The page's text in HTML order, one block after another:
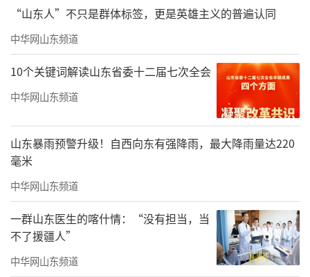
《铁人王进喜》顺利出版后，出版社再度
邀约，希望我创作杨靖宇与铁血少年队的故
事，同样是厚重的东北题材。相较于熟悉的铁
“山东人”不只是群体标签，更是英雄主义的普遍认同
中华网山东频道
10个关键词解读山东省委十二届七次全会
中华网山东频道
山东暴雨预警升级！自西向东有强降雨，最大降雨量达220
毫米
中华网山东频道
一群山东医生的喀什情：“没有担当，当
不了援疆人”
中华网山东频道